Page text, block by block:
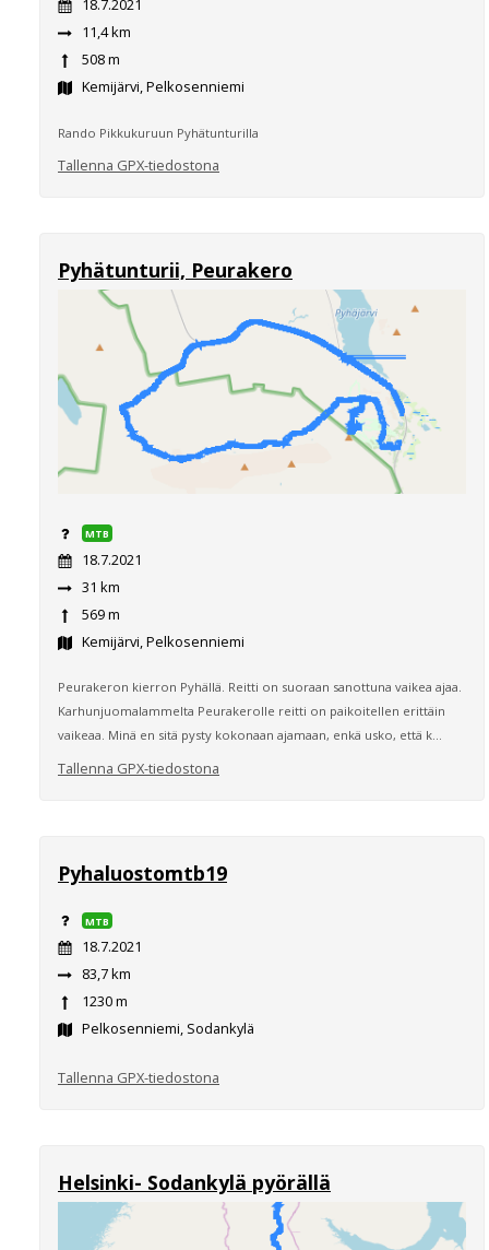
18.7.2021
11,4 km
508 m
Kemijärvi, Pelkosenniemi
Rando Pikkukuruun Pyhätunturilla
Tallenna GPX-tiedostona
Pyhätunturii, Peurakero
MTB
18.7.2021
31 km
569 m
Kemijärvi, Pelkosenniemi
Peurakeron kierron Pyhällä. Reitti on suoraan sanottuna vaikea ajaa.
Karhunjuomalammelta Peurakerolle reitti on paikoitellen erittäin
vaikeaa. Minä en sitä pysty kokonaan ajamaan, enkä usko, että k...
Tallenna GPX-tiedostona
Pyhaluostomtb19
MTB
18.7.2021
83,7 km
1230 m
Pelkosenniemi, Sodankylä
Tallenna GPX-tiedostona
Helsinki- Sodankylä pyörällä